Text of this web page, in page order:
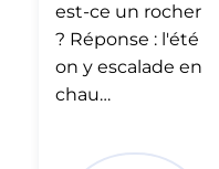
est-ce un rocher
? Réponse : l'été
on y escalade en
chau…